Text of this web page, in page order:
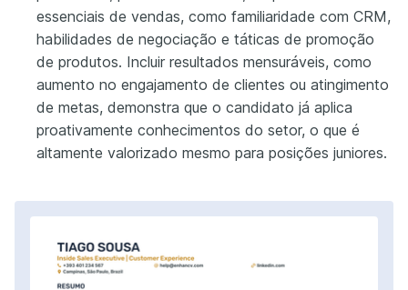
essenciais de vendas, como familiaridade com CRM,
habilidades de negociação e táticas de promoção
de produtos. Incluir resultados mensuráveis, como
aumento no engajamento de clientes ou atingimento
de metas, demonstra que o candidato já aplica
proativamente conhecimentos do setor, o que é
altamente valorizado mesmo para posições juniores.